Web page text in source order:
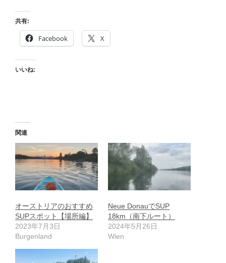
共有:
Facebook X
いいね:
関連
オーストリアのおすすめ
SUPスポット【場所編】
2023年7月3日
Burgenland
Neue DonauでSUP
18km（南下ルート）
2024年5月26日
Wien